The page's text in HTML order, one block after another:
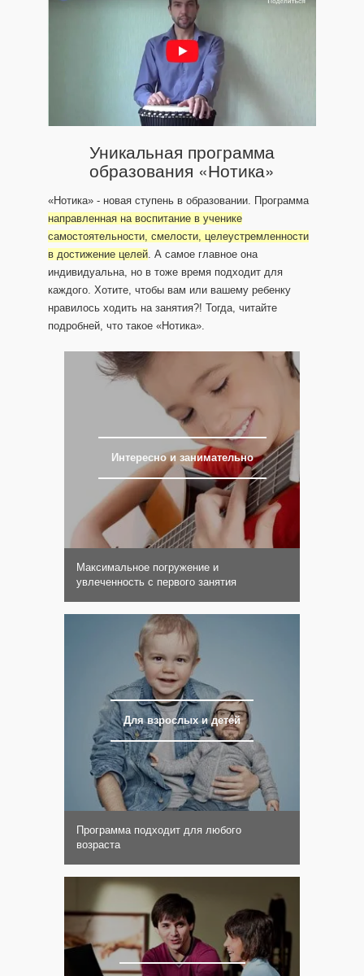
Уникальная программа
образования «Нотика»
«Нотика» - новая ступень в образовании. Программа
направленная на воспитание в ученике
самостоятельности, смелости, целеустремленности
в достижение целей. А самое главное она
индивидуальна, но в тоже время подходит для
каждого. Хотите, чтобы вам или вашему ребенку
нравилось ходить на занятия?! Тогда, читайте
подробней, что такое «Нотика».
Интересно и занимательно
Максимальное погружение и
увлеченность с первого занятия
Для взрослых и детей
Программа подходит для любого
возраста